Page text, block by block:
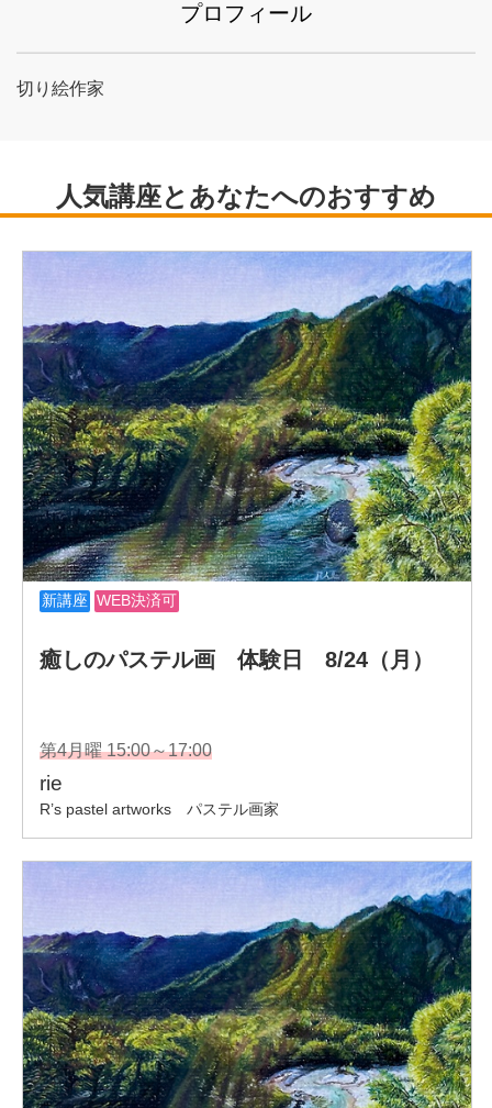
プロフィール
切り絵作家